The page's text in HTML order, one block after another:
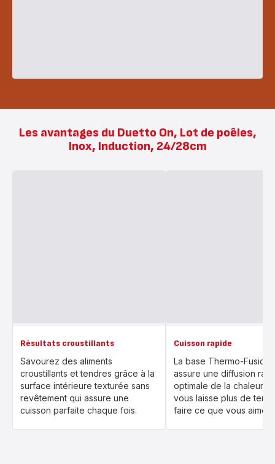
Les avantages du Duetto On, Lot de poêles,
Inox, Induction, 24/28cm
Résultats croustillants
Savourez des aliments
croustillants et tendres grâce à la
surface intérieure texturée sans
revêtement qui assure une
cuisson parfaite chaque fois.
Cuisson rapide
La base Thermo-Fusion
assure une diffusion
optimale de la chaleur,
vous laisse plus de
faire ce que vous aimez.